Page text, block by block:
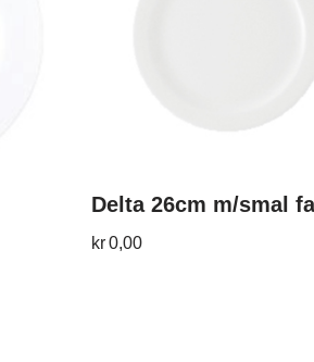
Delta 26cm m/smal
kr0,00